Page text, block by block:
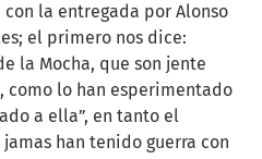
la entregada por Alonso
el primero nos dice:
la Mocha, que son jente
como lo han esperimentado
a ella”, en tanto el
han tenido guerra con